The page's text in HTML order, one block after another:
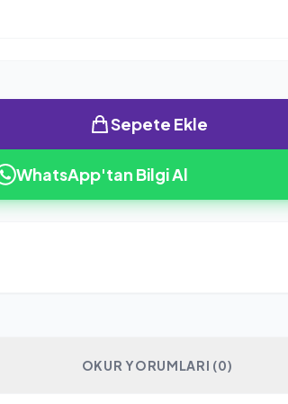
Sepete Ekle
WhatsApp'tan Bilgi Al
OKUR YORUMLARI (0)